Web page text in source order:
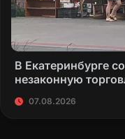
В Екатеринбурге
незаконную
07.08.2026